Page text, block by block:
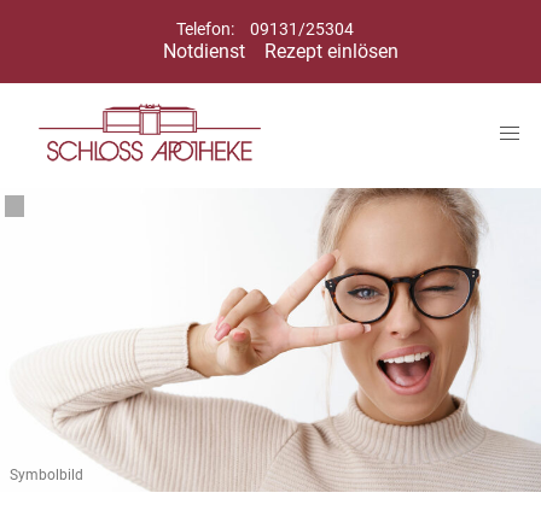
Telefon: 09131/25304
Notdienst Rezept einlösen
Symbolbild